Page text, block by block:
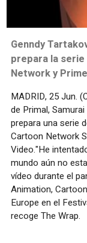
Genndy
prepara la
Network y
MADRID, 25 Jun.
de Primal,
prepara una serie
Cartoon Network
Video."He
mundo aún no
vídeo durante el
Animation,
Europe en el
recoge The Wrap.